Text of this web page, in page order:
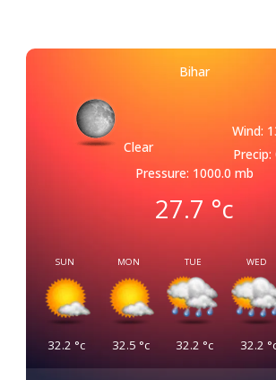
Bihar
Clear
Wind:
Pressure: 1000.0 mb
27.7 °c
SUN
32.2 °c
MON
32.5 °c
TUE
32.2 °c
WED
32.2